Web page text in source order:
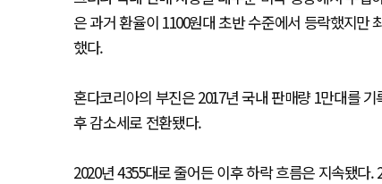
은 과거 환율이 1100원대 초반 수준에서 등락했지만
했다.
혼다코리아의 부진은 2017년 국내 판매량 1만대를
후 감소세로 전환됐다.
2020년 4355대로 줄어든 이후 하락 흐름은 지속됐다